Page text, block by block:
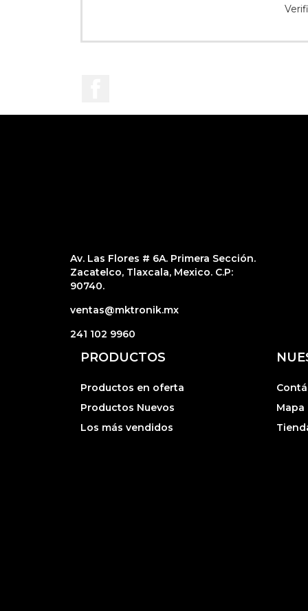
Av. Las Flores # 6A. Primera Sección.
Zacatelco, Tlaxcala, Mexico. C.P:
90740.
ventas@mktronik.mx
241 102 9960
PRODUCTOS
Productos en oferta
Productos Nuevos
Los más vendidos